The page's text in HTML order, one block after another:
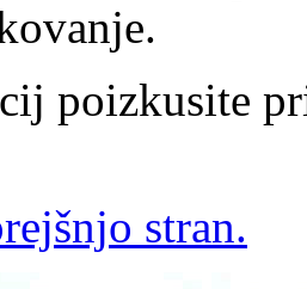
poizkusite
stran.